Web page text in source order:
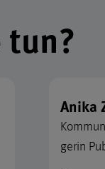
Anika
gerin